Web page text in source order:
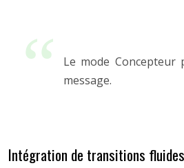
Le mode
message.
Intégration de transitions